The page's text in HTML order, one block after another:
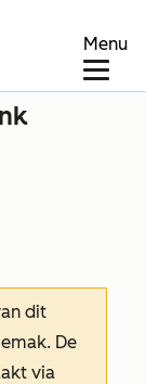
Menu
dit
De
via